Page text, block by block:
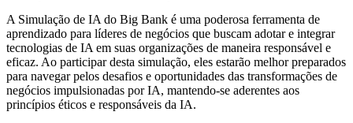
A Simulação de IA do Big Bank é uma poderosa ferramenta de
aprendizado para líderes de negócios que buscam adotar e integrar
tecnologias de IA em suas organizações de maneira responsável e
eficaz. Ao participar desta simulação, eles estarão melhor preparados
para navegar pelos desafios e oportunidades das transformações de
negócios impulsionadas por IA, mantendo-se aderentes aos
princípios éticos e responsáveis da IA.